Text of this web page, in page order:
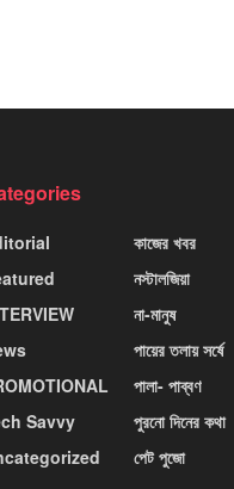
Savvy
কাজের খবর
নস্টালজিয়া
না-মানুষ
পায়ের তলায় সর্ষে
পালা- পাব্বণ
পুরনো দিনের কথা
পেট পুজো